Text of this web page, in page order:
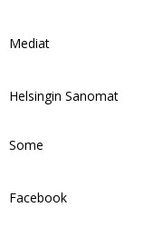
Mediat
Helsingin Sanomat
Some
Facebook